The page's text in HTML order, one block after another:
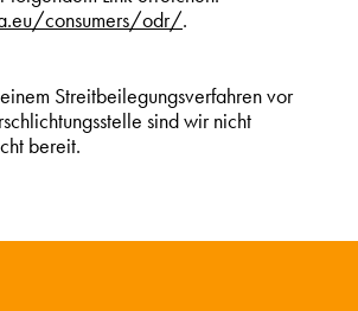
consumers/odr/.
Streitbeilegungsverfahren vor
sind wir nicht
bereit.